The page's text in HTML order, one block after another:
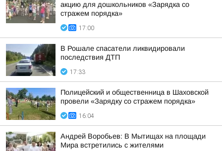
акцию для дошкольников «Зарядка со
стражем порядка»
17:00
В Рошале спасатели ликвидировали
последствия ДТП
17:33
Полицейский и общественница в Шаховской
провели «Зарядку со стражем порядка»
16:04
Андрей Воробьев: В Мытищах на площади
Мира встретились с жителями